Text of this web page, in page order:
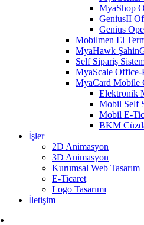
MyaShop
GeniusII
Genius
Mobilmen El
MyaHawk
Self Sipariş
MyaScale Office-
MyaCard Mobile
Elektronik
Mobil Self
Mobil E-
BKM
İşler
2D Animasyon
3D Animasyon
Kurumsal Web Tasarım
E-Ticaret
Logo Tasarımı
İletişim